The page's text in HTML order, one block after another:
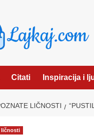
Citati Inspiracija i
LIČNOSTI
ličnosti